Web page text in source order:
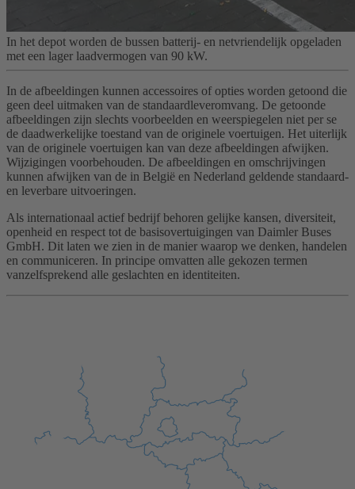
In het depot worden de bussen batterij- en netvriendelijk opgeladen
met een lager laadvermogen van 90 kW.
In de afbeeldingen kunnen accessoires of opties worden getoond die
geen deel uitmaken van de standaardleveromvang. De getoonde
afbeeldingen zijn slechts voorbeelden en weerspiegelen niet per se
de daadwerkelijke toestand van de originele voertuigen. Het uiterlijk
van de originele voertuigen kan van deze afbeeldingen afwijken.
Wijzigingen voorbehouden. De afbeeldingen en omschrijvingen
kunnen afwijken van de in België en Nederland geldende standaard-
en leverbare uitvoeringen.
Als internationaal actief bedrijf behoren gelijke kansen, diversiteit,
openheid en respect tot de basisovertuigingen van Daimler Buses
GmbH. Dit laten we zien in de manier waarop we denken, handelen
en communiceren. In principe omvatten alle gekozen termen
vanzelfsprekend alle geslachten en identiteiten.